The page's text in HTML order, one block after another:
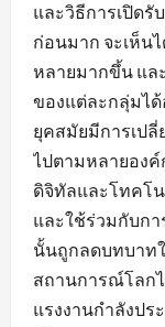
และวิธีการเปิดรั
ก่อนมาก จะเห็น
หลายมากขึ้น แล
ของแต่ละกลุ่มได้
ยุคสมัยมีการเปลี่
ไปตามหลายอง
ดิจิทัลและโทคโ
และใช้ร่วมกับก
นั้นถูกลดบทบาท
สถานการณ์โลก
แรงงานกำลังป